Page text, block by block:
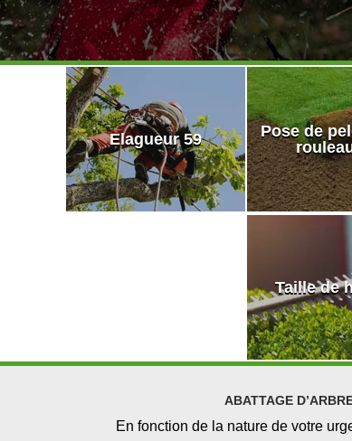
Elagueur 59
Pose de
Taille de
ABATTAGE
En fonction de la nature de votre